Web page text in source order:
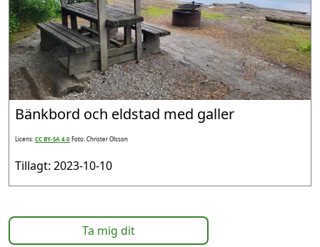
Bänkbord och eldstad med galler
Licens:CC BY-SA 4.0Foto: Christer Olsson
Tillagt: 2023-10-10
Ta mig dit